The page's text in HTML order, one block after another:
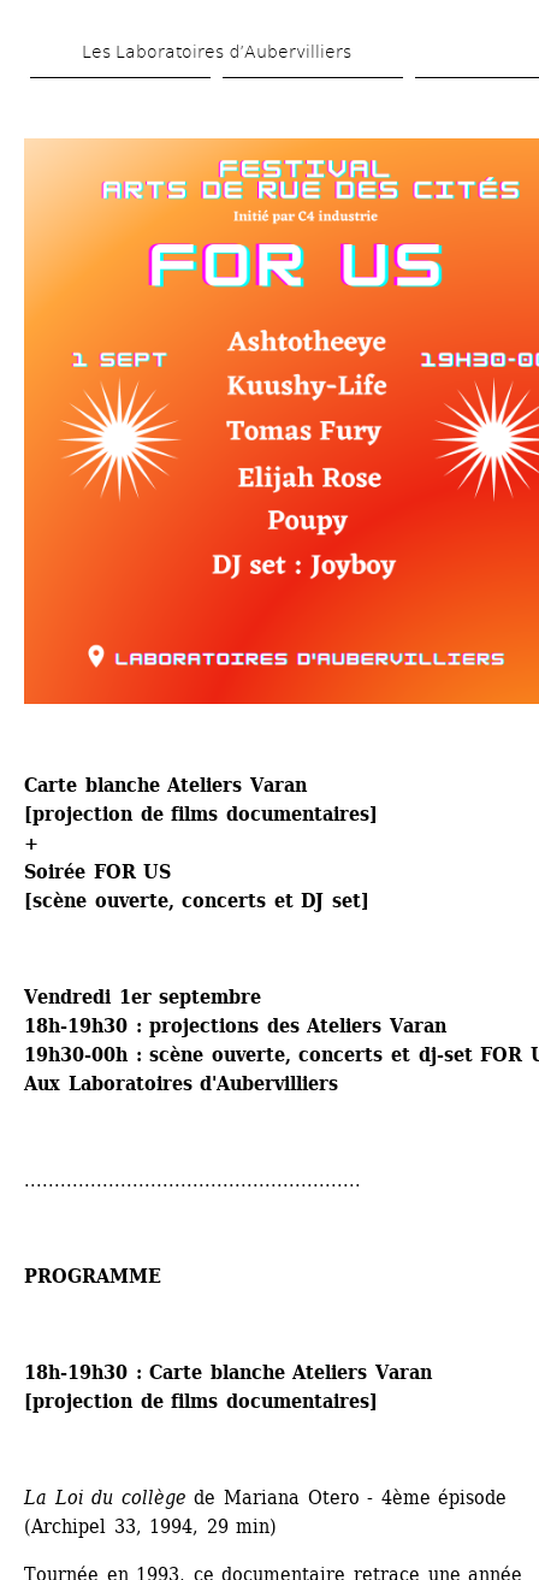
to
content
Les Laboratoires d’Aubervilliers
Carte blanche Ateliers Varan
[projection de films documentaires]
+
Soirée FOR US
[scène ouverte, concerts et DJ set]
Vendredi 1er septembre
18h-19h30 : projections des Ateliers Varan
19h30-00h : scène ouverte, concerts et dj-set FOR
Aux Laboratoires d'Aubervilliers
........................................................
PROGRAMME
18h-19h30 : Carte blanche Ateliers Varan
[projection de films documentaires]
La Loi du collège de Mariana Otero - 4ème épisode
(Archipel 33, 1994, 29 min)
Tournée en 1993, ce documentaire retrace une année